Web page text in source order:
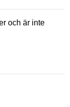
och är inte